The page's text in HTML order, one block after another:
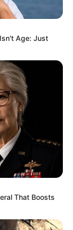
Age: Just
That Boosts